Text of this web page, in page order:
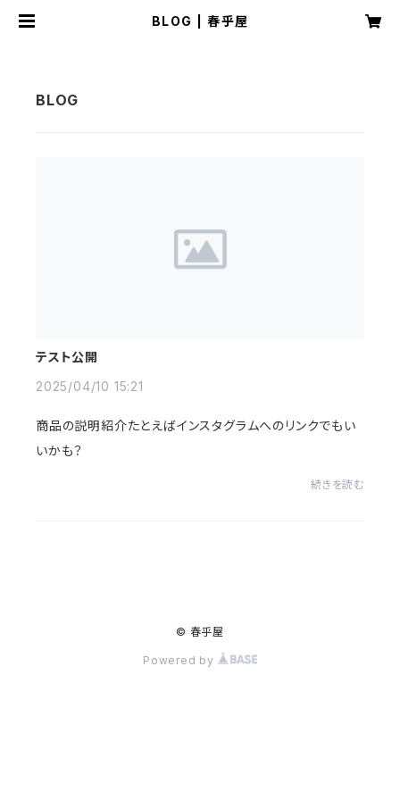
BLOG | 春乎屋
テスト公開
2025/04/10 15:21
商品の説明紹介たとえばインスタグラムへのリンクでもい
いかも？
続きを読む
© 春乎屋
Powered by